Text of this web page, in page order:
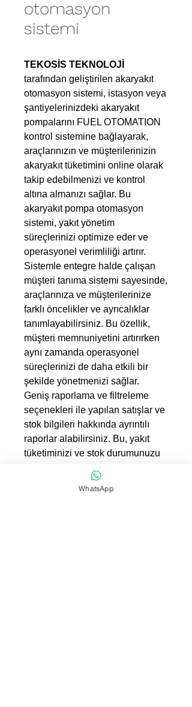
otomasyon
sistemi
TEKOSİS TEKNOLOJİ
tarafından geliştirilen akaryakıt
otomasyon sistemi, istasyon veya
şantiyelerinizdeki akaryakıt
pompalarını FUEL OTOMATION
kontrol sistemine bağlayarak,
araçlarınızın ve müşterilerinizin
akaryakıt tüketimini online olarak
takip edebilmenizi ve kontrol
altına almanızı sağlar. Bu
akaryakıt pompa otomasyon
sistemi, yakıt yönetim
süreçlerinizi optimize eder ve
operasyonel verimliliği artırır.
Sistemle entegre halde çalışan
müşteri tanıma sistemi sayesinde,
araçlarınıza ve müşterilerinize
farklı öncelikler ve ayrıcalıklar
tanımlayabilirsiniz. Bu özellik,
müşteri memnuniyetini artırırken
aynı zamanda operasyonel
süreçlerinizi de daha etkili bir
şekilde yönetmenizi sağlar.
Geniş raporlama ve filtreleme
seçenekleri ile yapılan satışlar ve
stok bilgileri hakkında ayrıntılı
raporlar alabilirsiniz. Bu, yakıt
tüketiminizi ve stok durumunuzu
gelecekteki ihtiyaçlarınızı daha
doğru tahmin etmenize olanak
WhatsApp